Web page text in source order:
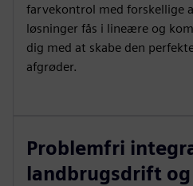
farvekontrol med forskellige
løsninger fås i lineære og
dig med at skabe den
afgrøder.
Problemfri
landbrugsdrift og